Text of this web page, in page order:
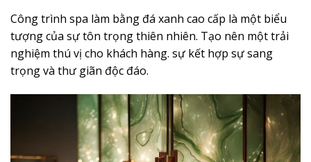
Công trình spa làm bằng đá xanh cao cấp là một biểu
tượng của sự tôn trọng thiên nhiên. Tạo nên một trải
nghiệm thú vị cho khách hàng. sự kết hợp sự sang
trọng và thư giãn độc đáo.